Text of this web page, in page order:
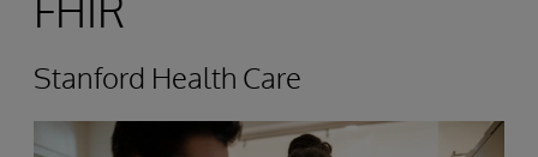
Stanford Health Care